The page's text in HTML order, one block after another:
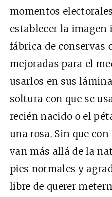
momentos
establecer la
fábrica de conservas
mejoradas para el
usarlos en sus
soltura con que se
recién nacido o el
una rosa. Sin que
van más allá de la
pies normales y
libre de querer